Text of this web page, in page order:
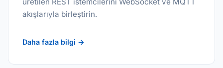
akışlarıyla birleştirin.
Daha fazla bilgi →